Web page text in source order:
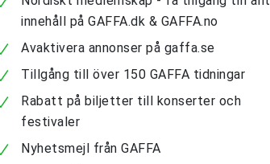
innehåll på GAFFA.dk & GAFFA.no
Avaktivera annonser på gaffa.se
Tillgång till över 150 GAFFA tidningar
Rabatt på biljetter till konserter och
festivaler
Nyhetsmejl från GAFFA